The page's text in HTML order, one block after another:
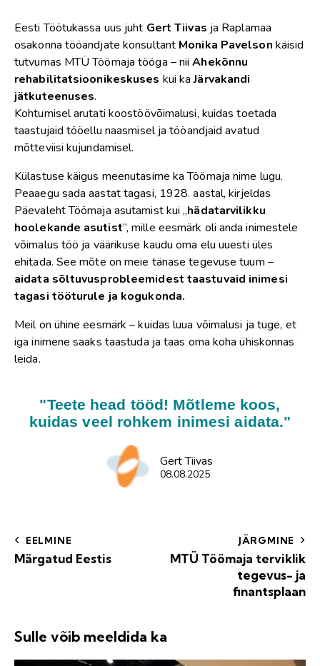
Eesti Töötukassa uus juht Gert Tiivas ja Raplamaa
osakonna tööandjate konsultant Monika Pavelson käisid
tutvumas MTÜ Töömaja tööga – niiAhekõnnu
rehabilitatsioonikeskuses kui kaJärvakandi
jätkuteenuses.
Kohtumisel arutati koostöövõimalusi, kuidas toetada
taastujaid tööellu naasmisel ja tööandjaid avatud
mõtteviisi kujundamisel.
Külastuse käigus meenutasime ka Töömaja nime lugu.
Peaaegu sada aastat tagasi, 1928. aastal, kirjeldas
Päevaleht Töömaja asutamist kui „hädatarvilikku
hoolekande asutist“, mille eesmärk oli anda inimestele
võimalus töö ja väärikuse kaudu oma elu uuesti üles
ehitada. See mõte on meie tänase tegevuse tuum –
aidata sõltuvusprobleemidest taastuvaid inimesi
tagasi tööturule ja kogukonda.
Meil on ühine eesmärk – kuidas luua võimalusi ja tuge, et
iga inimene saaks taastuda ja taas oma koha ühiskonnas
leida.
"Teete head tööd! Mõtleme koos,
kuidas veel rohkem inimesi aidata."
Gert Tiivas
08.08.2025
EELMINE
Märgatud Eestis
JÄRGMINE
MTÜ Töömaja terviklik
tegevus- ja
finantsplaan
Sulle võib meeldida ka